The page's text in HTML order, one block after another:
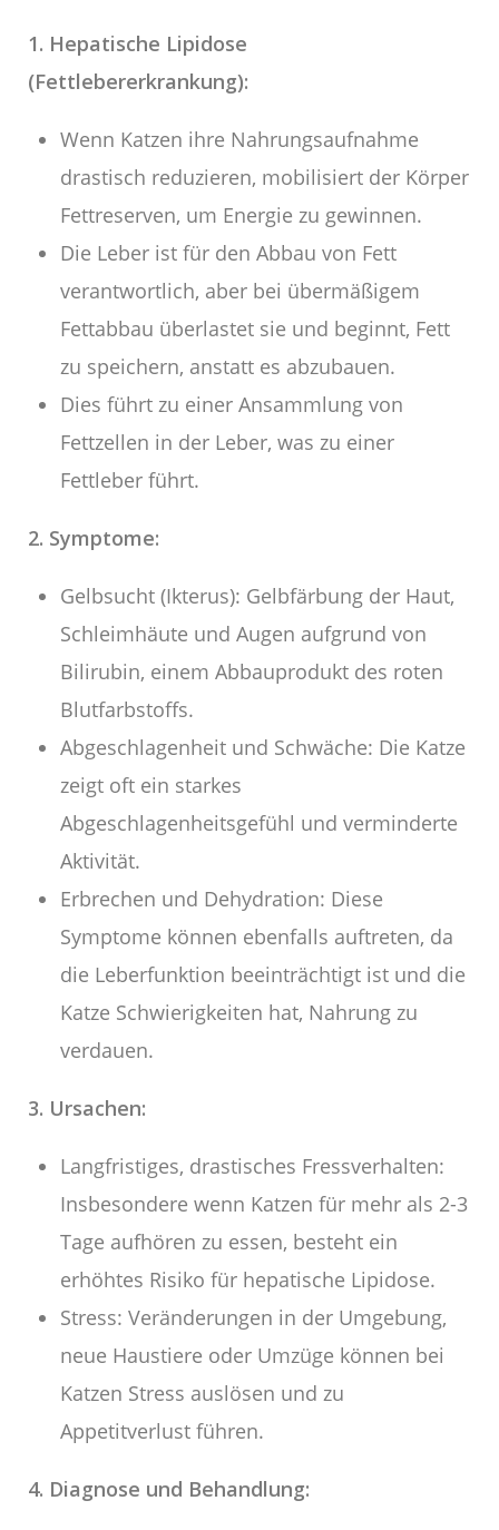
1. Hepatische Lipidose
(Fettlebererkrankung):
Wenn Katzen ihre Nahrungsaufnahme
drastisch reduzieren, mobilisiert der Körper
Fettreserven, um Energie zu gewinnen.
Die Leber ist für den Abbau von Fett
verantwortlich, aber bei übermäßigem
Fettabbau überlastet sie und beginnt, Fett
zu speichern, anstatt es abzubauen.
Dies führt zu einer Ansammlung von
Fettzellen in der Leber, was zu einer
Fettleber führt.
2. Symptome:
Gelbsucht (Ikterus): Gelbfärbung der Haut,
Schleimhäute und Augen aufgrund von
Bilirubin, einem Abbauprodukt des roten
Blutfarbstoffs.
Abgeschlagenheit und Schwäche: Die Katze
zeigt oft ein starkes
Abgeschlagenheitsgefühl und verminderte
Aktivität.
Erbrechen und Dehydration: Diese
Symptome können ebenfalls auftreten, da
die Leberfunktion beeinträchtigt ist und die
Katze Schwierigkeiten hat, Nahrung zu
verdauen.
3. Ursachen:
Langfristiges, drastisches Fressverhalten:
Insbesondere wenn Katzen für mehr als 2-3
Tage aufhören zu essen, besteht ein
erhöhtes Risiko für hepatische Lipidose.
Stress: Veränderungen in der Umgebung,
neue Haustiere oder Umzüge können bei
Katzen Stress auslösen und zu
Appetitverlust führen.
4. Diagnose und Behandlung: